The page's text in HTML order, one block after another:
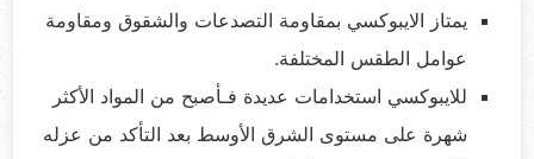
يمتاز الايبوكسي بمقاومة التصدعات والشقوق ومقاومة
عوامل الطقس المختلفة.
للايبوكسي استخدامات عديدة فـأصبح من المواد الأكثر
شهرة على مستوى الشرق الأوسط بعد التأكد من عزله